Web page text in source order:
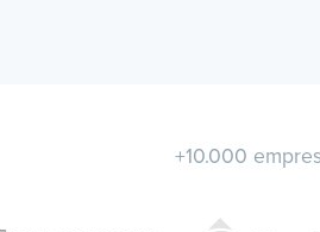
+10.000